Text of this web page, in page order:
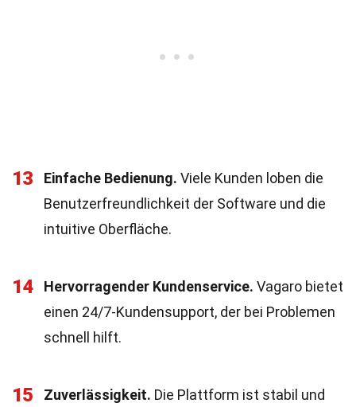
13 Einfache Bedienung. Viele Kunden loben die
Benutzerfreundlichkeit der Software und die
intuitive Oberfläche.
14 Hervorragender Kundenservice. Vagaro bietet
einen 24/7-Kundensupport, der bei Problemen
schnell hilft.
15 Zuverlässigkeit. Die Plattform ist stabil und